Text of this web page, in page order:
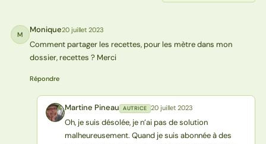
M Monique20 juillet 2023
Comment partager les recettes, pour les mètre dans mon
dossier, recettes ? Merci
Répondre
MP Martine Pineau AUTRICE 20 juillet 2023
Oh, je suis désolée, je n’ai pas de solution
malheureusement. Quand je suis abonnée à des